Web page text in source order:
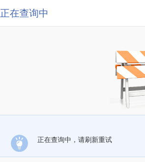
正在查询中
正在查询中，请刷新重试